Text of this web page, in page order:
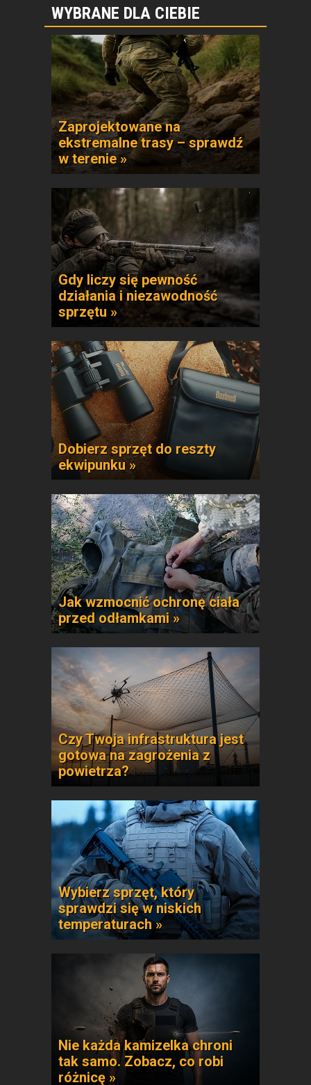
WYBRANE DLA CIEBIE
Zaprojektowane na
ekstremalne trasy – sprawdź
w terenie »
Gdy liczy się pewność
działania i niezawodność
sprzętu »
Dobierz sprzęt do reszty
ekwipunku »
Jak wzmocnić ochronę ciała
przed odłamkami »
Czy Twoja infrastruktura jest
gotowa na zagrożenia z
powietrza?
Wybierz sprzęt, który
sprawdzi się w niskich
temperaturach »
Nie każda kamizelka chroni
tak samo. Zobacz, co robi
różnicę »